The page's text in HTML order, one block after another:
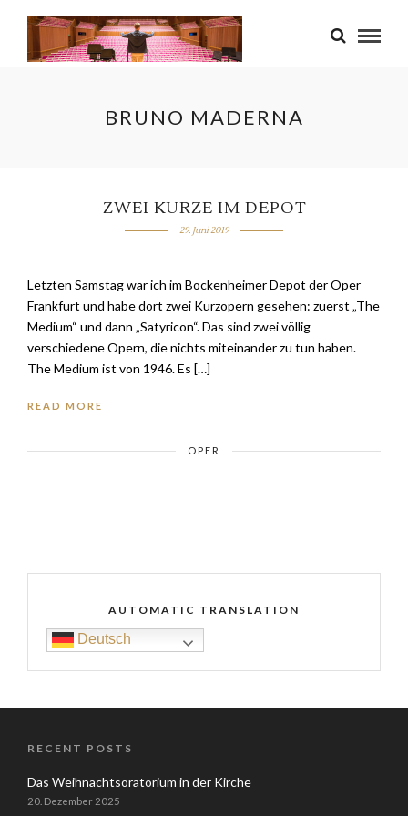
BRUNO MADERNA
ZWEI KURZE IM DEPOT
29. Juni 2019
Letzten Samstag war ich im Bockenheimer Depot der Oper
Frankfurt und habe dort zwei Kurzopern gesehen: zuerst „The
Medium“ und dann „Satyricon“. Das sind zwei völlig
verschiedene Opern, die nichts miteinander zu tun haben.
The Medium ist von 1946. Es […]
READ MORE
OPER
AUTOMATIC TRANSLATION
Deutsch
RECENT POSTS
Das Weihnachtsoratorium in der Kirche
20. Dezember 2025